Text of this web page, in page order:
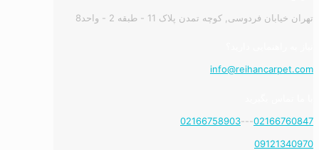
تهران خیابان فردوسی, کوچه تمدن پلاک 11 - طبقه 2 - واحد8
info@reihancarpet.com
02166760847
---
02166758903
09121340970